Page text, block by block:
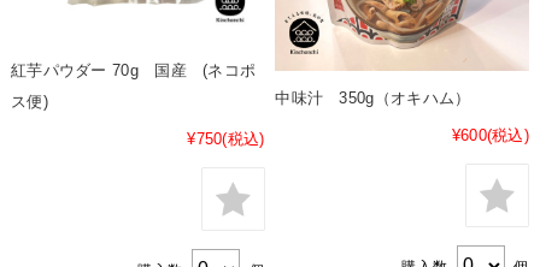
紅芋パウダー 70g 国産 (ネコポ
ス便)
¥750(税込)
中味汁 350g（オキハム）
¥600(税込)